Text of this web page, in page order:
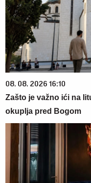
08. 08. 2026 16:10
Zašto je važno ići na
okuplja pred Bogom